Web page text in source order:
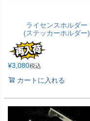
ライセンスホルダー
(ステッカーホルダー)
¥3,080税込
カートに入れる